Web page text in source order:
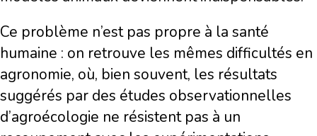
Ce problème n’est pas propre à la santé
humaine : on retrouve les mêmes difficultés en
agronomie, où, bien souvent, les résultats
suggérés par des études observationnelles
d’agroécologie ne résistent pas à un